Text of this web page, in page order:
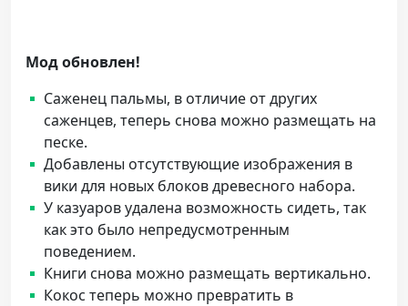
Мод обновлен!
Саженец пальмы, в отличие от других
саженцев, теперь снова можно размещать на
песке.
Добавлены отсутствующие изображения в
вики для новых блоков древесного набора.
У казуаров удалена возможность сидеть, так
как это было непредусмотренным
поведением.
Книги снова можно размещать вертикально.
Кокос теперь можно превратить в